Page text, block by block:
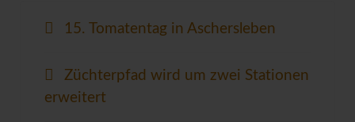
15. Tomatentag in Aschersleben
Züchterpfad wird um zwei Stationen
erweitert